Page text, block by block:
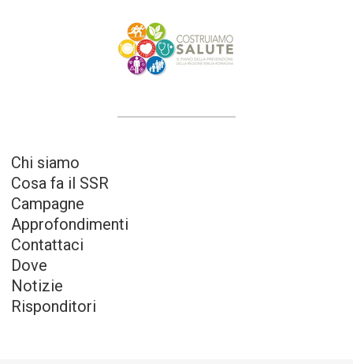
Chi siamo
Cosa fa il SSR
Campagne
Approfondimenti
Contattaci
Dove
Notizie
Risponditori